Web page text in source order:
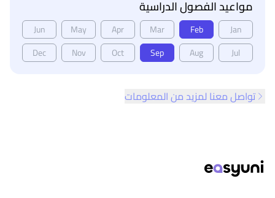
مواعيد الفصول الدراسية
Jan
Feb
Mar
Apr
May
Jun
Jul
Aug
Sep
Oct
Nov
Dec
تواصل معنا لمزيد من المعلومات